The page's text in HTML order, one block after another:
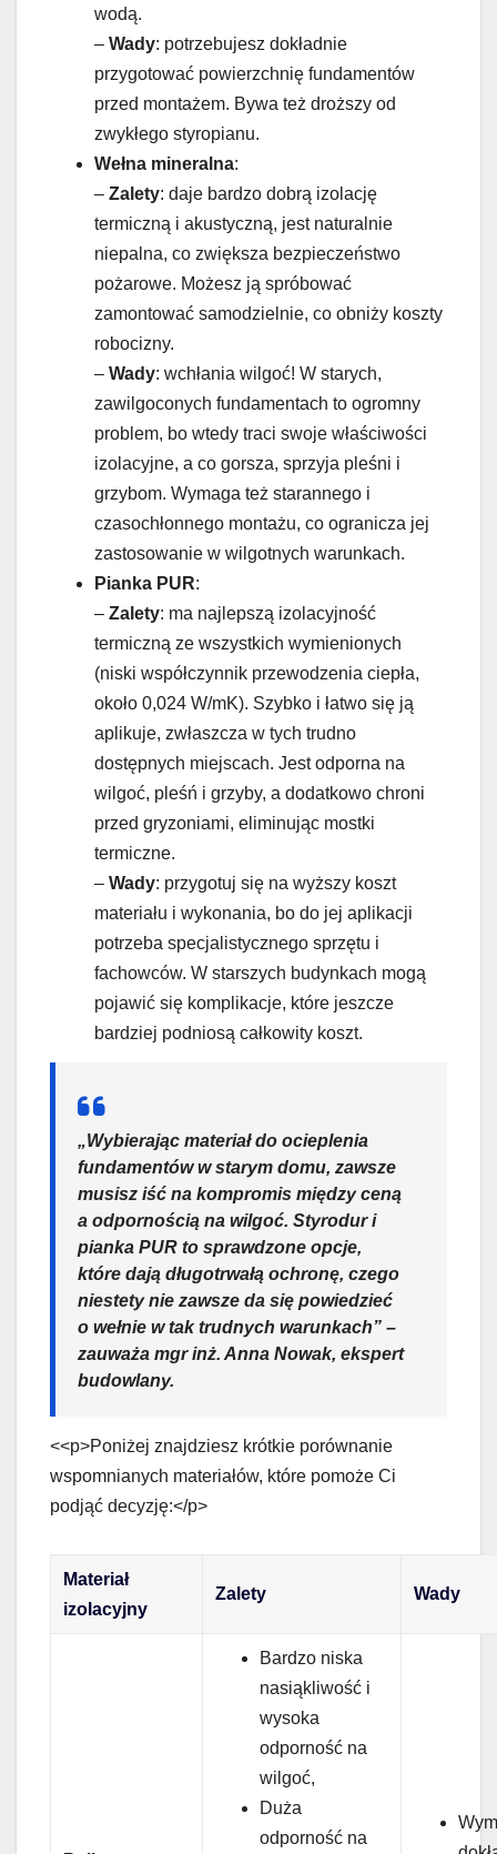
wodą.
– Wady: potrzebujesz dokładnie
przygotować powierzchnię fundamentów
przed montażem. Bywa też droższy od
zwykłego styropianu.
Wełna mineralna:
– Zalety: daje bardzo dobrą izolację
termiczną i akustyczną, jest naturalnie
niepalna, co zwiększa bezpieczeństwo
pożarowe. Możesz ją spróbować
zamontować samodzielnie, co obniży koszty
robocizny.
– Wady: wchłania wilgoć! W starych,
zawilgoconych fundamentach to ogromny
problem, bo wtedy traci swoje właściwości
izolacyjne, a co gorsza, sprzyja pleśni i
grzybom. Wymaga też starannego i
czasochłonnego montażu, co ogranicza jej
zastosowanie w wilgotnych warunkach.
Pianka PUR:
– Zalety: ma najlepszą izolacyjność
termiczną ze wszystkich wymienionych
(niski współczynnik przewodzenia ciepła,
około 0,024 W/mK). Szybko i łatwo się ją
aplikuje, zwłaszcza w tych trudno
dostępnych miejscach. Jest odporna na
wilgoć, pleśń i grzyby, a dodatkowo chroni
przed gryzoniami, eliminując mostki
termiczne.
– Wady: przygotuj się na wyższy koszt
materiału i wykonania, bo do jej aplikacji
potrzeba specjalistycznego sprzętu i
fachowców. W starszych budynkach mogą
pojawić się komplikacje, które jeszcze
bardziej podniosą całkowity koszt.
„Wybierając materiał do ocieplenia
fundamentów w starym domu, zawsze
musisz iść na kompromis między ceną
a odpornością na wilgoć. Styrodur i
pianka PUR to sprawdzone opcje,
które dają długotrwałą ochronę, czego
niestety nie zawsze da się powiedzieć
o wełnie w tak trudnych warunkach” –
zauważa mgr inż. Anna Nowak, ekspert
budowlany.
<<p>Poniżej znajdziesz krótkie porównanie
wspomnianych materiałów, które pomoże Ci
podjąć decyzję:</p>
Materiał
izolacyjny
Zalety Wady
Bardzo niska
nasiąkliwość i
wysoka
odporność na
wilgoć,
Duża
odporność na